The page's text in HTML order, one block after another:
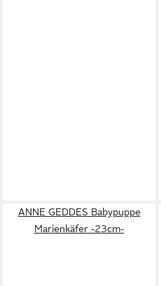
ANNE GEDDES Babypuppe
Marienkäfer -23cm-